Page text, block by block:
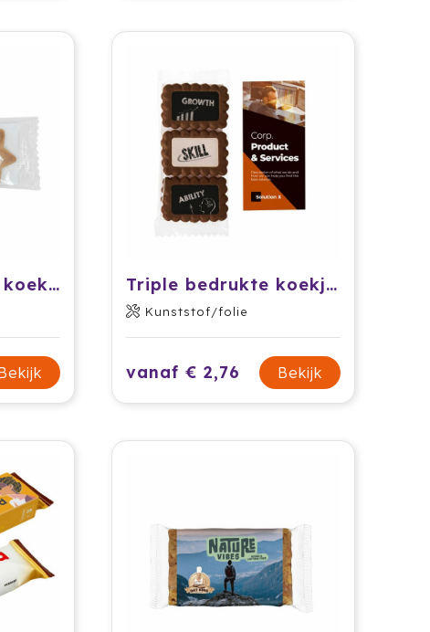
Bedrukt Komeet koekje Triple bedrukte koekjes kaart
Kunststof/folie
vanaf € 2,76 Bekijk